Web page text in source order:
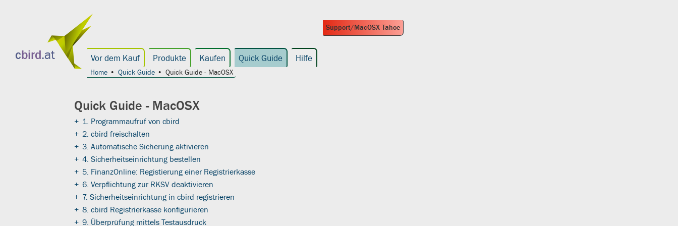
Support/MacOSX Tahoe
cbird.at Vor dem Kauf Produkte Kaufen Quick Guide Hilfe
Home Quick Guide Quick Guide - MacOSX
Quick Guide - MacOSX
+ 1. Programmaufruf von cbird
+ 2. cbird freischalten
+ 3. Automatische Sicherung aktivieren
+ 4. Sicherheitseinrichtung bestellen
+ 5. FinanzOnline: Registierung einer Registrierkasse
+ 6. Verpflichtung zur RKSV deaktivieren
+ 7. Sicherheitseinrichtung in cbird registrieren
+ 8. cbird Registrierkasse konfigurieren
+ 9. Überprüfung mittels Testausdruck